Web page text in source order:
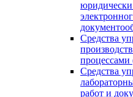
Средства
процессами
Средства
работ и